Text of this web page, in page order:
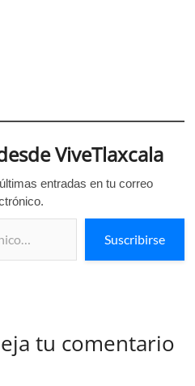
ViveTlaxcala
entradas en tu correo
Suscribirse
tu comentario